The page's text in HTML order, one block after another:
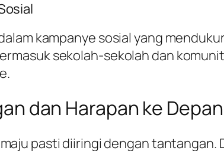
kampanye sosial yang
sekolah-sekolah dan
dan Harapan ke Depan
pasti diiringi dengan